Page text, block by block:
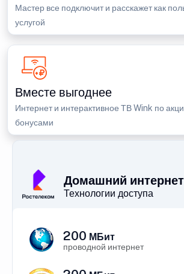
Мастер все подключит и расскажет как
услугой
Вместе выгоднее
Интернет и интерактивное ТВ Wink по
бонусами
Домашний интернет
Технологии доступа
200 МБит
проводной интернет